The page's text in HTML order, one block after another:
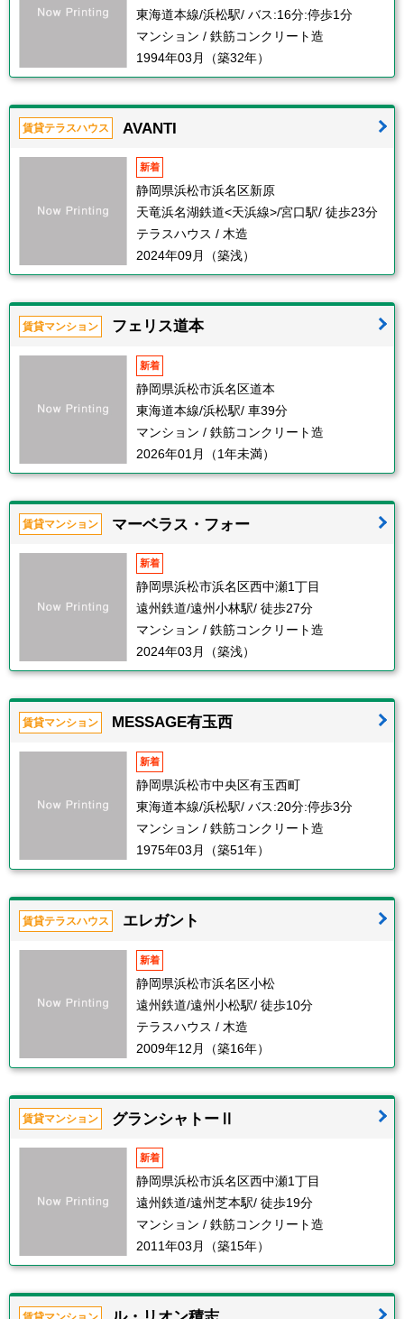
東海道本線/浜松駅/ バス:16分:停歩1分
マンション / 鉄筋コンクリート造
1994年03月（築32年）
賃貸テラスハウス AVANTI
新着
静岡県浜松市浜名区新原
天竜浜名湖鉄道<天浜線>/宮口駅/ 徒歩23分
テラスハウス / 木造
2024年09月（築浅）
賃貸マンション フェリス道本
新着
静岡県浜松市浜名区道本
東海道本線/浜松駅/ 車39分
マンション / 鉄筋コンクリート造
2026年01月（1年未満）
賃貸マンション マーベラス・フォー
新着
静岡県浜松市浜名区西中瀬1丁目
遠州鉄道/遠州小林駅/ 徒歩27分
マンション / 鉄筋コンクリート造
2024年03月（築浅）
賃貸マンション MESSAGE有玉西
新着
静岡県浜松市中央区有玉西町
東海道本線/浜松駅/ バス:20分:停歩3分
マンション / 鉄筋コンクリート造
1975年03月（築51年）
賃貸テラスハウス エレガント
新着
静岡県浜松市浜名区小松
遠州鉄道/遠州小松駅/ 徒歩10分
テラスハウス / 木造
2009年12月（築16年）
賃貸マンション グランシャトーⅡ
新着
静岡県浜松市浜名区西中瀬1丁目
遠州鉄道/遠州芝本駅/ 徒歩19分
マンション / 鉄筋コンクリート造
2011年03月（築15年）